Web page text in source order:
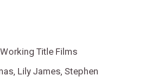
Working Title Films
Lily James Stephen